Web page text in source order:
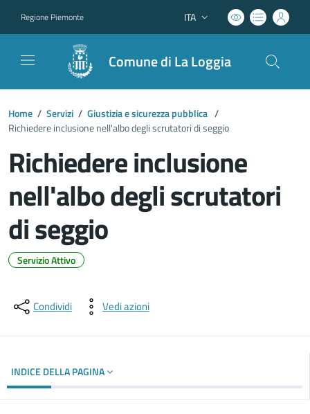
Regione Piemonte Lingua attiva:
ITA
Comune di La Loggia
Home / Servizi / Giustizia e sicurezza pubblica /
Richiedere inclusione nell'albo degli scrutatori di seggio
Richiedere inclusione
nell'albo degli scrutatori
di seggio
Servizio Attivo
Condividi Vedi azioni
INDICE DELLA PAGINA